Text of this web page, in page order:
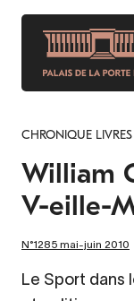
Aller
contenu
principal
CHRONIQUE LIVRES
William
V-eille-
N°1285 mai-juin 2010
Le Sport dans